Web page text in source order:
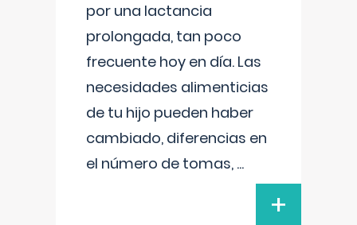
por una lactancia
prolongada, tan poco
frecuente hoy en día. Las
necesidades alimenticias
de tu hijo pueden haber
cambiado, diferencias en
el número de tomas, ...
+